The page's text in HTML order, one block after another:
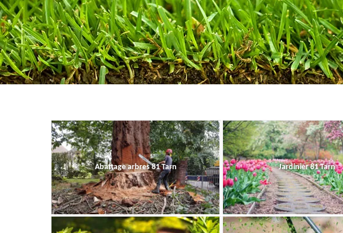
Abattage arbres 81 Tarn Jardinier 81 Tarn